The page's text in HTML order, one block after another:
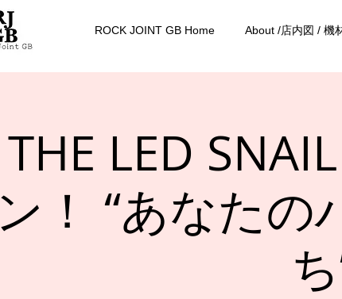
ROCK JOINT GB Home About /店内図 / 機
THE LED
ン！ “あなたの